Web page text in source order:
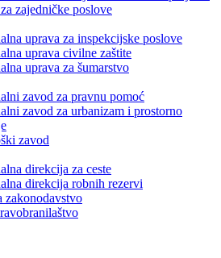
zajedničke poslove
uprava za inspekcijske poslove
uprava civilne zaštite
uprava za šumarstvo
zavod za pravnu pomoć
zavod za urbanizam i prostorno
zavod
direkcija za ceste
direkcija robnih rezervi
zakonodavstvo